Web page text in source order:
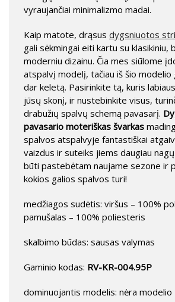
vyraujančiai minimalizmo madai.
Kaip matote, drąsus dygsniuotos
gali sėkmingai eiti kartu su klasikiniu,
moderniu dizainu. Čia mes siūlome
atspalvį modelį, tačiau iš šio modelio
dar keletą. Pasirinkite tą, kuris
jūsų skonį, ir nustebinkite visus,
drabužių spalvų schemą pavasarį.
pavasario moteriškas švarkas
spalvos atspalvyje fantastiškai
vaizdus ir suteiks jiems daugiau
būti pastebėtam naujame sezone ir
kokios galios spalvos turi!
medžiagos sudėtis: viršus – 100%
pamušalas – 100% poliesteris
skalbimo būdas: sausas valymas
Gaminio kodas: RV-KR-004.95P
dominuojantis modelis: nėra modelio